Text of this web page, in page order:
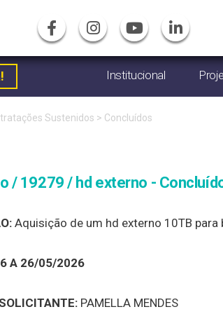
Institucional
Sustenidos > Concluídos
/ 19279 / hd externo -
Aquisição de um hd externo 10TB
A 26/05/2026
PAMELLA MENDES